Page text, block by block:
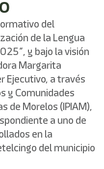
del
de la Lengua
y bajo la visión
Margarita
Ejecutivo, a través
y Comunidades
de Morelos (IPIAM),
a uno de
en la
del municipio